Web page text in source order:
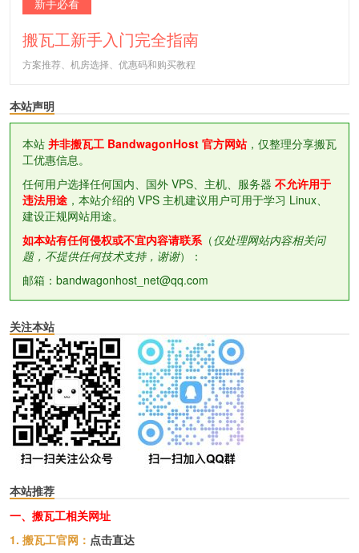
新手必看
搬瓦工新手入门完全指南
方案推荐、机房选择、优惠码和购买教程
本站声明
本站 并非搬瓦工 BandwagonHost 官方网站，仅整理分享搬瓦
工优惠信息。
任何用户选择任何国内、国外 VPS、主机、服务器 不允许用于
违法用途 ，本站介绍的 VPS 主机建议用户可用于学习 Linux、
建设正规网站用途。
如本站有任何侵权或不宜内容请联系（仅处理网站内容相关问
题，不提供任何技术支持，谢谢）：
邮箱：bandwagonhost_net@qq.com
关注本站
本站推荐
一、搬瓦工相关网址
1. 搬瓦工官网： 点击直达